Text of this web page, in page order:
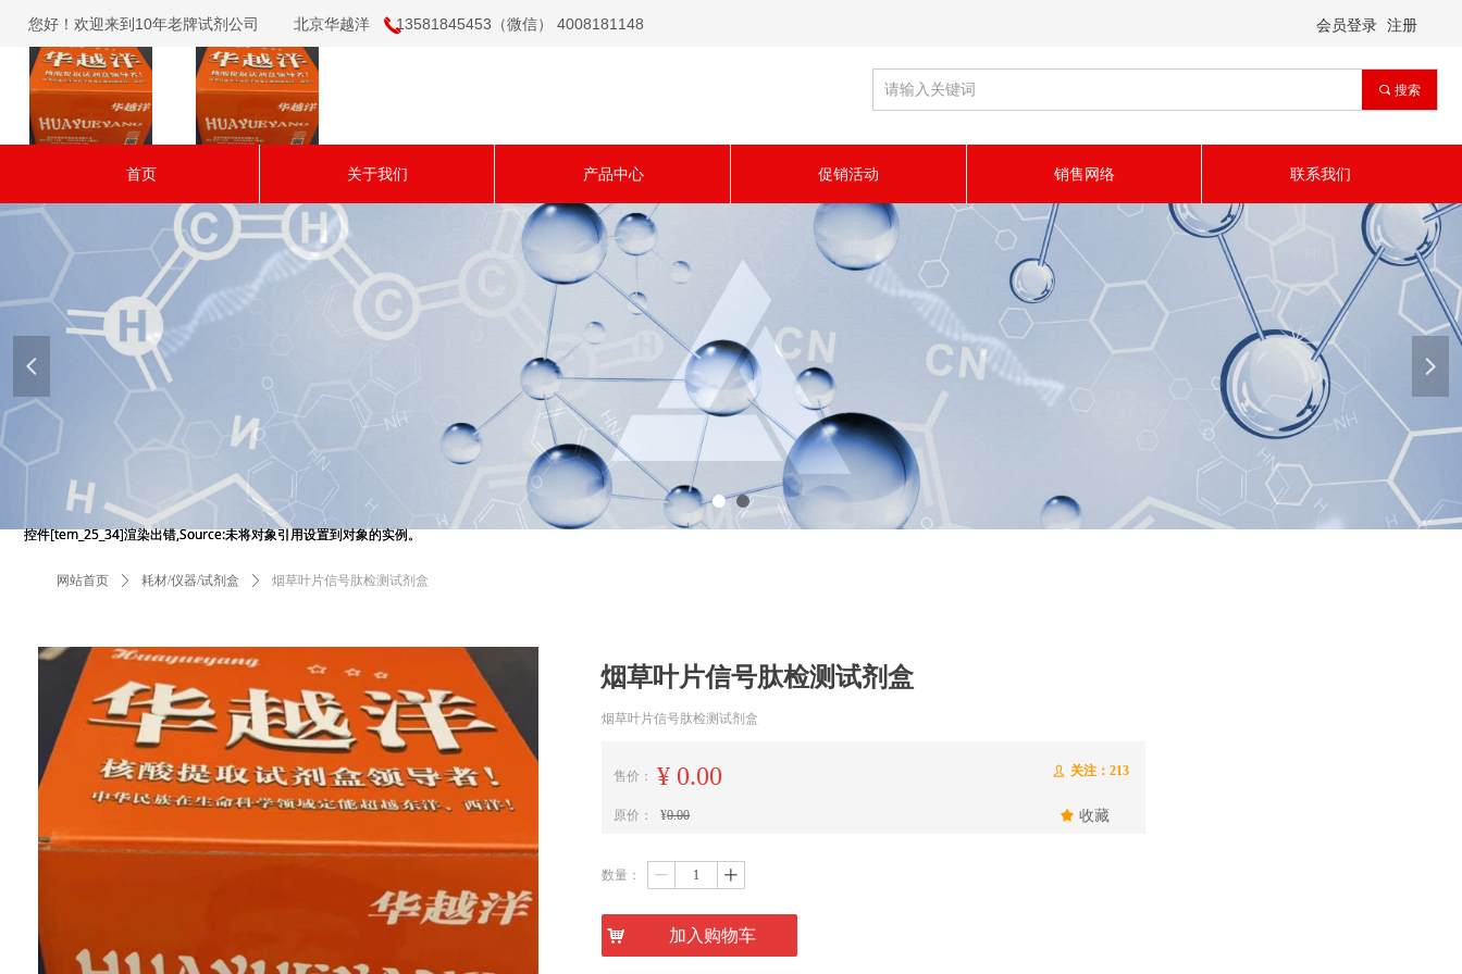
首页 关于我们 产品中心 促销活动 销售网络 联系我们
끠 搜索
会员登录 注册
您好！欢迎来到10年老牌试剂公司 北京华越洋 13581845453（微信） 4008181148
끅
넳 넲
网站首页 ꄲ 耗材/仪器/试剂盒 ꄲ 烟草叶片信号肽检测试剂盒
烟草叶片信号肽检测试剂盒
烟草叶片信号肽检测试剂盒
售价： ¥ 0.00
原价： ¥0.00
ꄑ 关注： 213
끄 收藏
数量： ꄷ ꄸ
控件[tem_25_34]渲染出错,Source:未将对象引用设置到对象的实例。
낙 加入购物车
控件[tem_25_34]渲染出错,Source:未将对象引用设置到对象的实例。